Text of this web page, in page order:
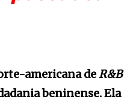
americana de
beninense.